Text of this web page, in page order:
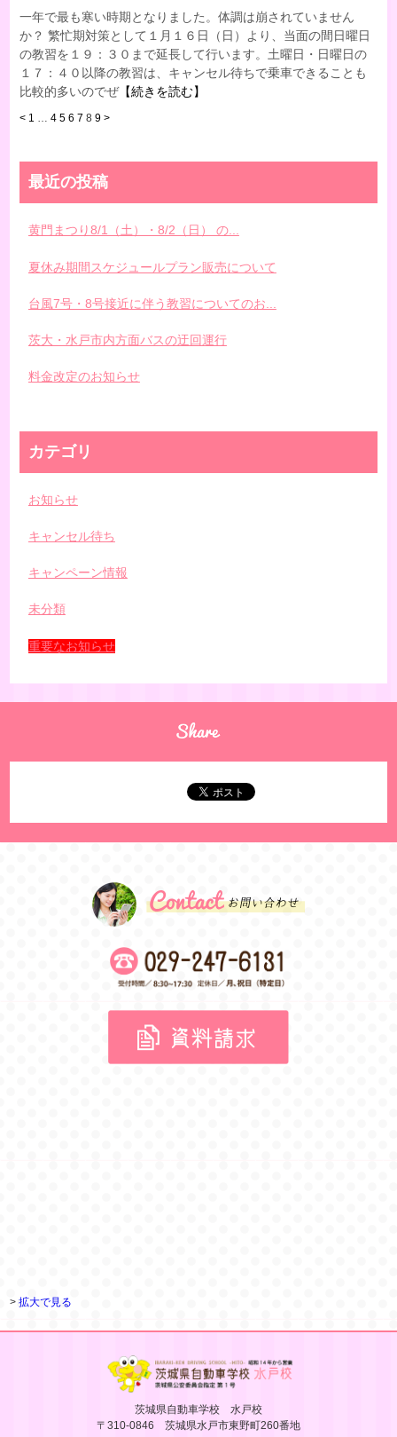
一年で最も寒い時期となりました。体調は崩されていません
か？ 繁忙期対策として１月１６日（日）より、当面の間日曜日
の教習を１９：３０まで延長して行います。土曜日・日曜日の
１７：４０以降の教習は、キャンセル待ちで乗車できることも
比較的多いのでぜ【続きを読む】
< 1 4 5 6 7 8 9 >
最近の投稿
黄門まつり8/1（土）・8/2（日） の...
夏休み期間スケジュールプラン販売について
台風7号・8号接近に伴う教習についてのお...
茨大・水戸市内方面バスの迂回運行
料金改定のお知らせ
カテゴリ
お知らせ
キャンセル待ち
キャンペーン情報
未分類
重要なお知らせ
>拡大で見る
茨城県自動車学校 水戸校
〒310-0846 茨城県水戸市東野町260番地